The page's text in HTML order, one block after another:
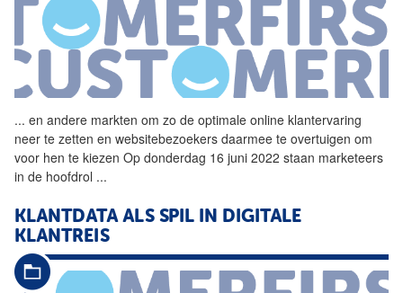
... en andere markten om zo de optimale online klantervaring
neer te zetten en websitebezoekers daarmee te overtuigen om
voor hen te kiezen Op donderdag 16 juni 2022 staan marketeers
in de hoofdrol ...
KLANTDATA ALS SPIL IN DIGITALE
KLANTREIS